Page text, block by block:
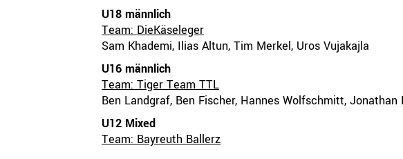
U18 männlich
Team: DieKäseleger
Sam Khademi, Ilias Altun, Tim Merkel, Uros Vujakajla
U16 männlich
Team: Tiger Team TTL
Ben Landgraf, Ben Fischer, Hannes Wolfschmitt, Jonathan
U12 Mixed
Team: Bayreuth Ballerz